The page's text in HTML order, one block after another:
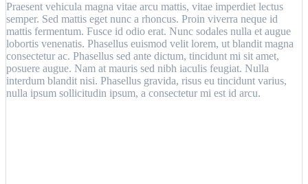
Praesent vehicula magna vitae arcu mattis, vitae imperdiet lectus
semper. Sed mattis eget nunc a rhoncus. Proin viverra neque id
mattis fermentum. Fusce id odio erat. Nunc sodales nulla et augue
lobortis venenatis. Phasellus euismod velit lorem, ut blandit magna
consectetur ac. Phasellus sed ante dictum, tincidunt mi sit amet,
posuere augue. Nam at mauris sed nibh iaculis feugiat. Nulla
interdum blandit nisi. Phasellus gravida, risus eu tincidunt varius,
nulla ipsum sollicitudin ipsum, a consectetur mi est id arcu.